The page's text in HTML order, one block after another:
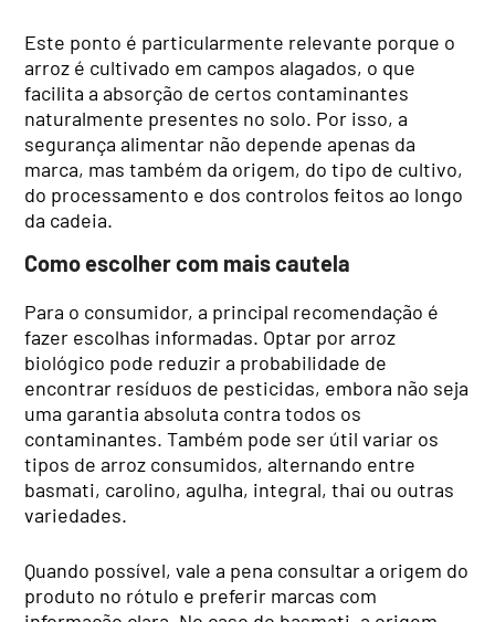
Este ponto é particularmente relevante porque o
arroz é cultivado em campos alagados, o que
facilita a absorção de certos contaminantes
naturalmente presentes no solo. Por isso, a
segurança alimentar não depende apenas da
marca, mas também da origem, do tipo de cultivo,
do processamento e dos controlos feitos ao longo
da cadeia.
Como escolher com mais cautela
Para o consumidor, a principal recomendação é
fazer escolhas informadas. Optar por arroz
biológico pode reduzir a probabilidade de
encontrar resíduos de pesticidas, embora não seja
uma garantia absoluta contra todos os
contaminantes. Também pode ser útil variar os
tipos de arroz consumidos, alternando entre
basmati, carolino, agulha, integral, thai ou outras
variedades.
Quando possível, vale a pena consultar a origem do
produto no rótulo e preferir marcas com